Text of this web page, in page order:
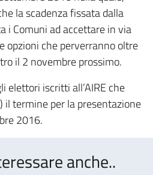
la scadenza fissata dalla
i Comuni ad accettare in via
opzioni che perverranno oltre
il 2 novembre prossimo.
elettori iscritti all’AIRE che
il termine per la presentazione
2016.
anche..